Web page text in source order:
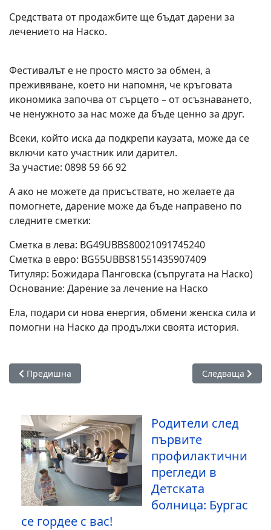
Средствата от продажбите ще бъдат дарени за
лечението на Наско.
Фестивалът е не просто място за обмен, а
преживяване, което ни напомня, че кръговата
икономика започва от сърцето – от осъзнаването,
че ненужното за нас може да бъде ценно за друг.
Всеки, който иска да подкрепи каузата, може да се
включи като участник или дарител.
За участие: 0898 59 66 92
А ако не можете да присъствате, но желаете да
помогнете, дарение може да бъде направено по
следните сметки:
Сметка в лева: BG49UBBS80021091745240
Сметка в евро: BG55UBBS81551435907409
Титуляр: Божидара Панговска (съпругата на Наско)
Основание: Дарение за лечение на Наско
Ела, подари си нова енергия, обмени женска сила и
помогни на Наско да продължи своята история.
Предишна статия: ДрешкатаФест, с кауза в подкрепа на
Предишна Следваща
Следваща
Родители след
първите
профилактични
прегледи в
Детската
болница: Бургас
се гордее с вас!